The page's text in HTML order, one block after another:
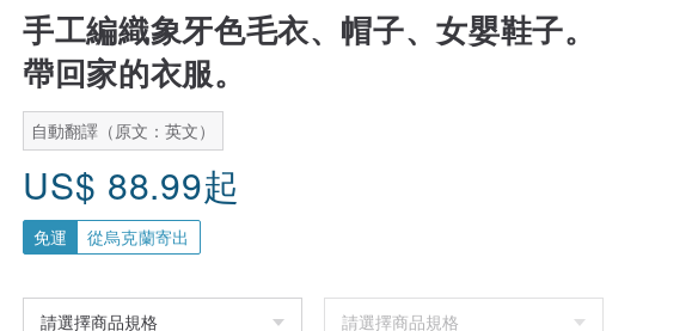
手工編織象牙色毛衣、帽子、女嬰鞋子。
帶回家的衣服。
自動翻譯（原文：英文）
US$ 88.99起
免運 從烏克蘭寄出